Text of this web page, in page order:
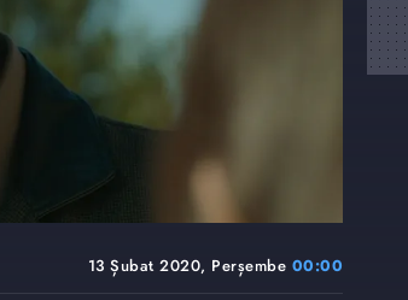
13 Şubat 2020, Perşembe 00:00